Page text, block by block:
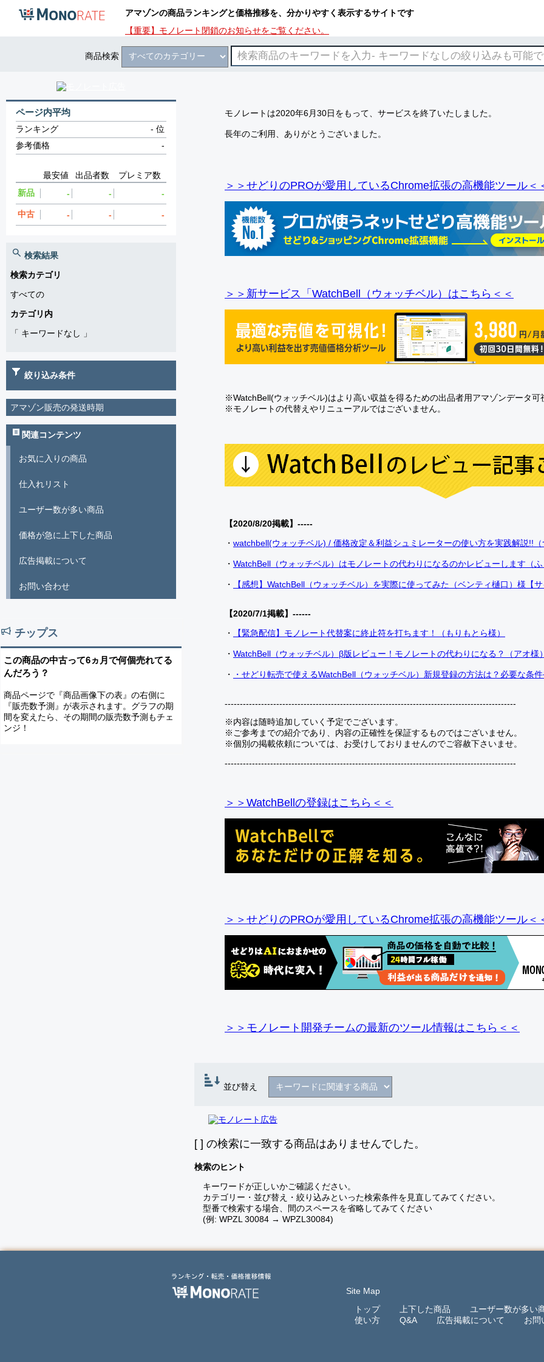
アマゾンの商品ランキングと価格推移を、分かりやすく表示するサイトです
【重要】モノレート閉鎖のお知らせをご覧ください。
商品検索
モノレートは2020年6月30日をもって、サービスを終了いたしました。
長年のご利用、ありがとうございました。
＞＞せどりのPROが愛用しているChrome拡張の高機能ツール＜
＞＞新サービス「WatchBell（ウォッチベル）はこちら＜＜
※WatchBell(ウォッチベル)はより高い収益を得るための出品者用アマゾンデータ可
※モノレートの代替えやリニューアルではございません。
【2020/8/20掲載】-----
・ watchbell(ウォッチベル) / 価格改定＆利益シュミレーターの使い方を実践解説!!
・ WatchBell（ウォッチベル）はモノレートの代わりになるのかレビューします（
・ 【感想】WatchBell（ウォッチベル）を実際に使ってみた（ベンティ樋口）様【
【2020/7/1掲載】------
・
【緊急配信】モノレート代替案に終止符を打ちます！（もりもとら様）
・ WatchBell（ウォッチベル）β版レビュー！モノレートの代わりになる？（アオ様
・ ・せどり転売で使えるWatchBell（ウォッチベル）新規登録の方法は？必要な条
------------------------------------------------------------------------------------------------
※内容は随時追加していく予定でございます。
※ご参考までの紹介であり、内容の正確性を保証するものではございません。
※個別の掲載依頼については、お受けしておりませんのでご容赦下さいませ。
------------------------------------------------------------------------------------------------
＞＞WatchBellの登録はこちら＜＜
＞＞せどりのPROが愛用しているChrome拡張の高機能ツール＜
＞＞モノレート開発チームの最新のツール情報はこちら＜＜
並び替え
[ ] の検索に一致する商品はありませんでした。
検索のヒント
キーワードが正しいかご確認ください。
カテゴリー・並び替え・絞り込みといった検索条件を見直してみてください。
型番で検索する場合、間のスペースを省略してみてください
(例: WPZL 30084 → WPZL30084)
ページ内平均
ランキング -位
参考価格
-
最安値 出品者数
プレミア数
新品
- - -
中古 - - -
検索結果
検索カテゴリ
すべての
カテゴリ内
「 キーワードなし 」
絞り込み条件
アマゾン販売の発送時期
関連コンテンツ
お気に入りの商品
仕入れリスト
ユーザー数が多い商品
価格が急に上下した商品
広告掲載について
お問い合わせ
チップス
この商品の中古って6ヵ月で何個売れてる
んだろう？
商品ページで『商品画像下の表』の右側に
『販売数予測』が表示されます。グラフの期
間を変えたら、その期間の販売数予測もチェ
ンジ！
Site Map
トップ
上下した商品
ユーザー数が多い
使い方
Q&A 広告掲載について お問